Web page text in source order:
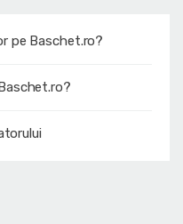
pe Baschet.ro?